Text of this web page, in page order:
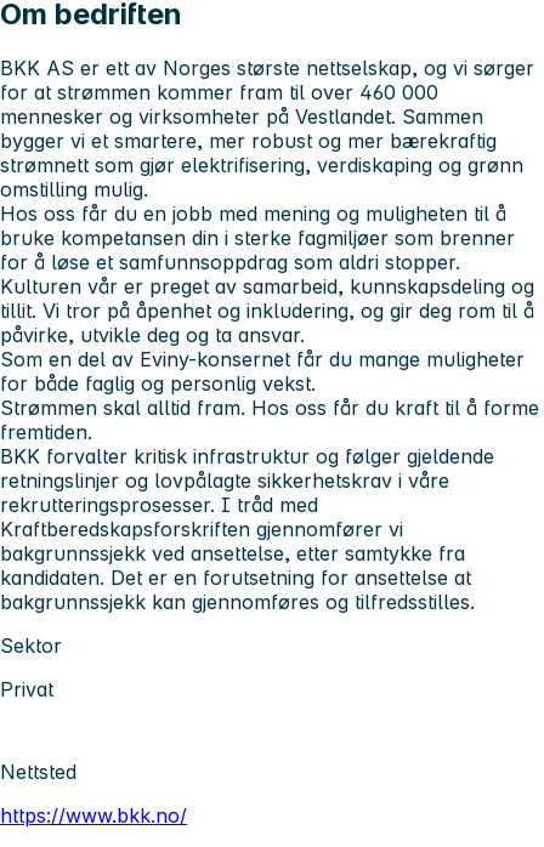
Om bedriften
BKK AS er ett av Norges største nettselskap, og vi sørger
for at strømmen kommer fram til over 460 000
mennesker og virksomheter på Vestlandet. Sammen
bygger vi et smartere, mer robust og mer bærekraftig
strømnett som gjør elektrifisering, verdiskaping og grønn
omstilling mulig.
Hos oss får du en jobb med mening og muligheten til å
bruke kompetansen din i sterke fagmiljøer som brenner
for å løse et samfunnsoppdrag som aldri stopper.
Kulturen vår er preget av samarbeid, kunnskapsdeling og
tillit. Vi tror på åpenhet og inkludering, og gir deg rom til å
påvirke, utvikle deg og ta ansvar.
Som en del av Eviny-konsernet får du mange muligheter
for både faglig og personlig vekst.
Strømmen skal alltid fram. Hos oss får du kraft til å forme
fremtiden.
BKK forvalter kritisk infrastruktur og følger gjeldende
retningslinjer og lovpålagte sikkerhetskrav i våre
rekrutteringsprosesser. I tråd med
Kraftberedskapsforskriften gjennomfører vi
bakgrunnssjekk ved ansettelse, etter samtykke fra
kandidaten. Det er en forutsetning for ansettelse at
bakgrunnssjekk kan gjennomføres og tilfredsstilles.
Sektor
Privat
Nettsted
https://www.bkk.no/